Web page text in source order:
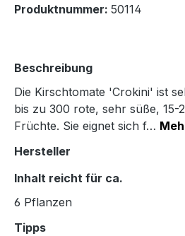
Produktnummer: 50114
Beschreibung
Die Kirschtomate 'Crokini' ist
bis zu 300 rote, sehr süße, 15-
Früchte. Sie eignet sich f…
Hersteller
Inhalt reicht für ca.
6 Pflanzen
Tipps